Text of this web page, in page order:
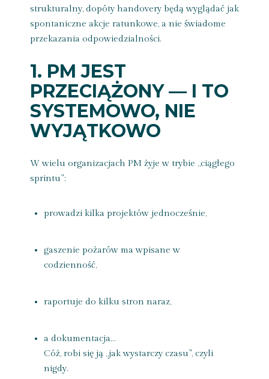
strukturalny, dopóty handovery będą wyglądać jak
spontaniczne akcje ratunkowe, a nie świadome
przekazania odpowiedzialności.
1. PM JEST
PRZECIĄŻONY — I TO
SYSTEMOWO, NIE
WYJĄTKOWO
W wielu organizacjach PM żyje w trybie „ciągłego
sprintu”:
prowadzi kilka projektów jednocześnie,
gaszenie pożarów ma wpisane w
codzienność,
raportuje do kilku stron naraz,
a dokumentacja…
Cóż, robi się ją „jak wystarczy czasu”, czyli
nigdy.